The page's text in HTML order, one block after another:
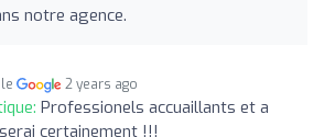
notre agence.
2 years ago
Professionels accuaillants et a
certainement !!!